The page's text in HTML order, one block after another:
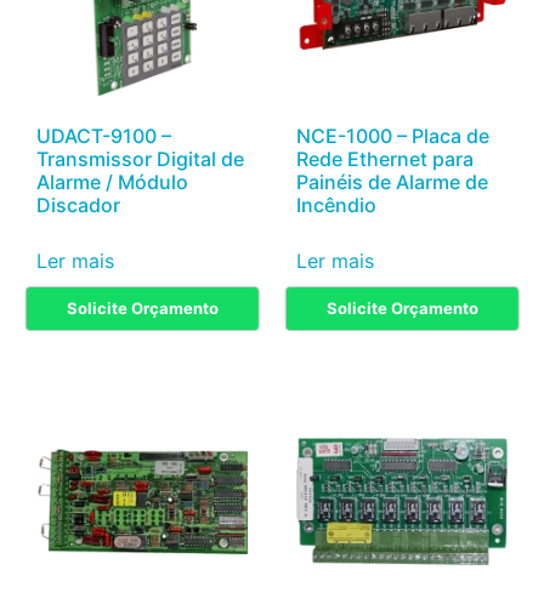
UDACT-9100 –
Transmissor Digital de
Alarme / Módulo
Discador
Solicite Orçamento
Ler mais
NCE-1000 – Placa de
Rede Ethernet para
Painéis de Alarme de
Incêndio
Solicite Orçamento
Ler mais